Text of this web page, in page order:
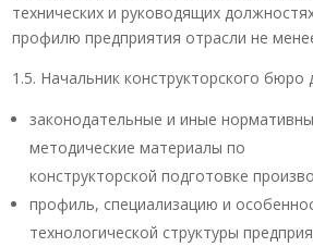
технических и руководящих
профилю предприятия отрасли не
1.5. Начальник конструкторского бюро
законодательные и иные
методические материалы по
конструкторской подготовке
профиль, специализацию и
технологической структуры